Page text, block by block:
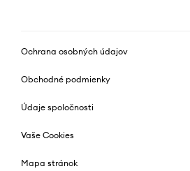
Ochrana osobných údajov
Obchodné podmienky
Údaje spoločnosti
Vaše Cookies
Mapa stránok